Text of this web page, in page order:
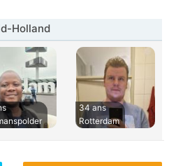
Holland
34 ans
Rotterdam